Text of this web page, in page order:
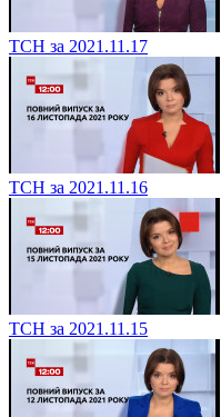
ТСН за 2021.11.17
ТСН за 2021.11.16
ТСН за 2021.11.15